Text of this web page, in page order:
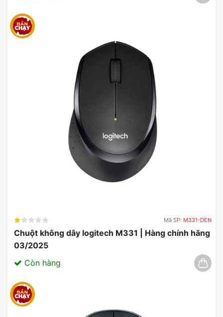
Mã SP: M331-DEN
Chuột không dây logitech M331 | Hàng chính hãng
03/2025
Còn hàng